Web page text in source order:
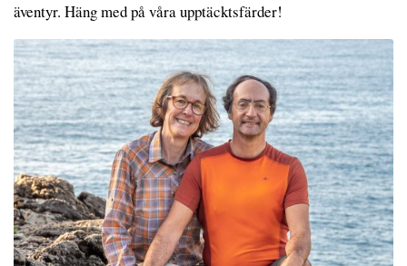
äventyr. Häng med på våra upptäcktsfärder!